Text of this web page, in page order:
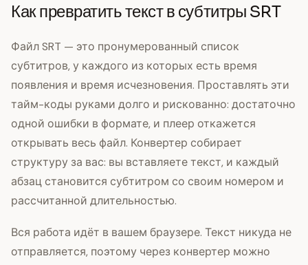
Как превратить текст в субтитры SRT
Файл SRT — это пронумерованный список
субтитров, у каждого из которых есть время
появления и время исчезновения. Проставлять эти
тайм-коды руками долго и рискованно: достаточно
одной ошибки в формате, и плеер откажется
открывать весь файл. Конвертер собирает
структуру за вас: вы вставляете текст, и каждый
абзац становится субтитром со своим номером и
рассчитанной длительностью.
Вся работа идёт в вашем браузере. Текст никуда не
отправляется, поэтому через конвертер можно